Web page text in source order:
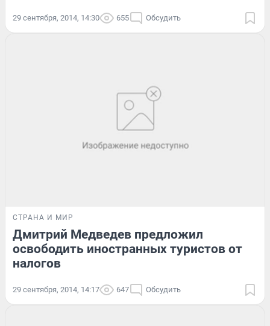
29 сентября, 2014, 14:30 655 Обсудить
СТРАНА И МИР
Дмитрий Медведев предложил
освободить иностранных туристов от
налогов
29 сентября, 2014, 14:17 647 Обсудить